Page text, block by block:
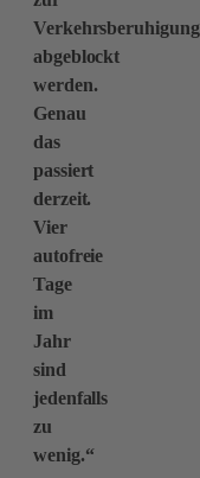
Verkehrsberuhigung
abgeblockt
werden.
Genau
das
passiert
derzeit.
Vier
autofreie
Tage
im
Jahr
sind
jedenfalls
zu
wenig.“